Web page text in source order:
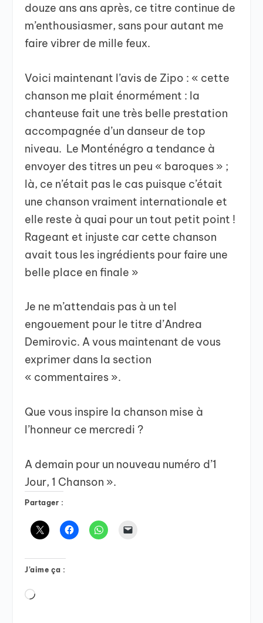
douze ans ans après, ce titre continue de
m’enthousiasmer, sans pour autant me
faire vibrer de mille feux.
Voici maintenant l’avis de Zipo : « cette
chanson me plait énormément : la
chanteuse fait une très belle prestation
accompagnée d’un danseur de top
niveau. Le Monténégro a tendance à
envoyer des titres un peu « baroques » ;
là, ce n’était pas le cas puisque c’était
une chanson vraiment internationale et
elle reste à quai pour un tout petit point !
Rageant et injuste car cette chanson
avait tous les ingrédients pour faire une
belle place en finale »
Je ne m’attendais pas à un tel
engouement pour le titre d’Andrea
Demirovic. A vous maintenant de vous
exprimer dans la section
« commentaires ».
Que vous inspire la chanson mise à
l’honneur ce mercredi ?
A demain pour un nouveau numéro d’1
Jour, 1 Chanson ».
Partager :
J’aime ça :
Chargement…